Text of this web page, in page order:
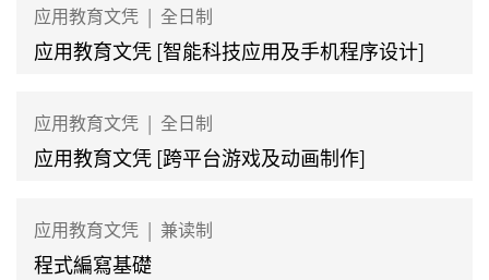
应用教育文凭 | 全日制
应用教育文凭 [智能科技应用及手机程序设计]
应用教育文凭 | 全日制
应用教育文凭 [跨平台游戏及动画制作]
应用教育文凭 | 兼读制
程式編寫基礎